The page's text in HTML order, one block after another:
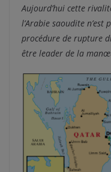
Aujourd’hui cette
l’Arabie saoudite n’est
procédure de rupture
être leader de la